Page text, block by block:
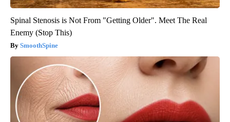
Spinal Stenosis is Not From "Getting Older". Meet The Real
Enemy (Stop This)
SmoothSpine